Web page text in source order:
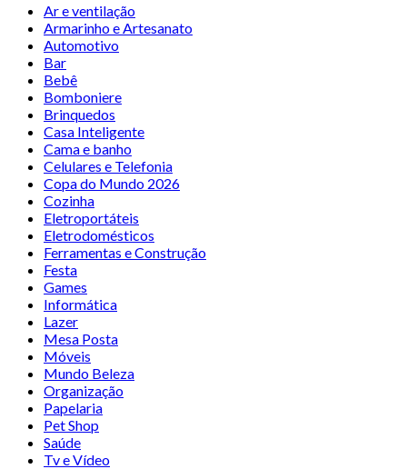
Ar e ventilação
Armarinho e Artesanato
Automotivo
Bar
Bebê
Bomboniere
Brinquedos
Casa Inteligente
Cama e banho
Celulares e Telefonia
Copa do Mundo 2026
Cozinha
Eletroportáteis
Eletrodomésticos
Ferramentas e Construção
Festa
Games
Informática
Lazer
Mesa Posta
Móveis
Mundo Beleza
Organização
Papelaria
Pet Shop
Saúde
Tv e Vídeo